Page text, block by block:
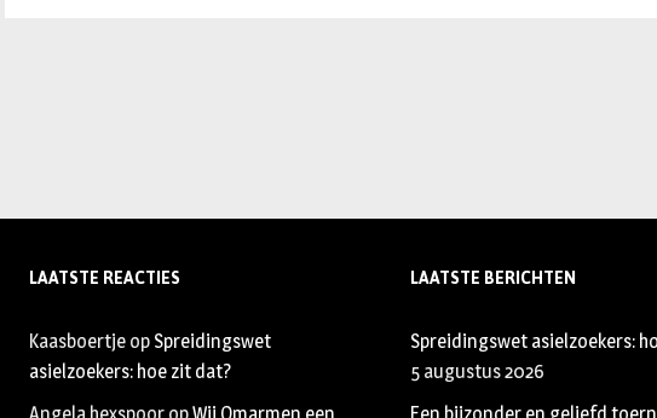
LAATSTE REACTIES
Kaasboertje op Spreidingswet
asielzoekers: hoe zit dat?
LAATSTE BERICHTEN
Spreidingswet asielzoekers:
5 augustus 2026